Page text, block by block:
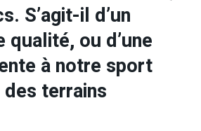
S’agit-il d’un
ou d’une
à notre sport
terrains